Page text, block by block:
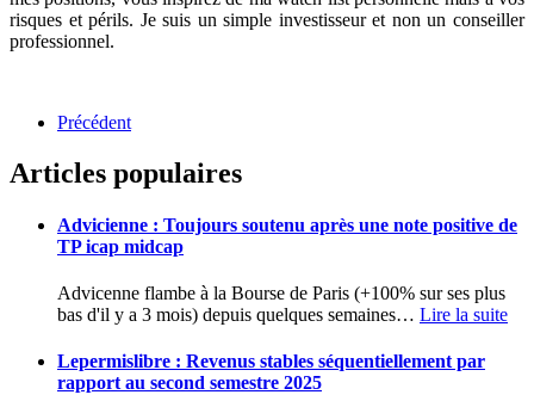
risques et périls. Je suis un simple investisseur et non un conseiller
professionnel.
Précédent
Articles populaires
Advicienne : Toujours soutenu après une note positive de
TP icap midcap
Advicenne flambe à la Bourse de Paris (+100% sur ses plus
bas d'il y a 3 mois) depuis quelques semaines… Lire la suite
Lepermislibre : Revenus stables séquentiellement par
rapport au second semestre 2025